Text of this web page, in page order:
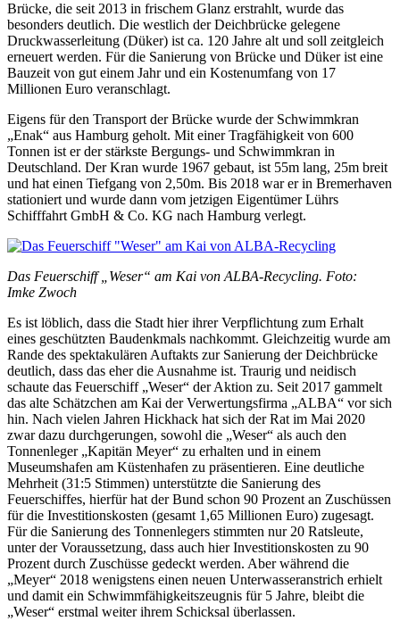
Brücke, die seit 2013 in frischem Glanz erstrahlt, wurde das
besonders deutlich. Die westlich der Deichbrücke gelegene
Druckwasserleitung (Düker) ist ca. 120 Jahre alt und soll zeitgleich
erneuert werden. Für die Sanierung von Brücke und Düker ist eine
Bauzeit von gut einem Jahr und ein Kostenumfang von 17
Millionen Euro veranschlagt.
Eigens für den Transport der Brücke wurde der Schwimmkran
„Enak“ aus Hamburg geholt. Mit einer Tragfähigkeit von 600
Tonnen ist er der stärkste Bergungs- und Schwimmkran in
Deutschland. Der Kran wurde 1967 gebaut, ist 55m lang, 25m breit
und hat einen Tiefgang von 2,50m. Bis 2018 war er in Bremerhaven
stationiert und wurde dann vom jetzigen Eigentümer Lührs
Schifffahrt GmbH & Co. KG nach Hamburg verlegt.
Das Feuerschiff „Weser“ am Kai von ALBA-Recycling. Foto:
Imke Zwoch
Es ist löblich, dass die Stadt hier ihrer Verpflichtung zum Erhalt
eines geschützten Baudenkmals nachkommt. Gleichzeitig wurde am
Rande des spektakulären Auftakts zur Sanierung der Deichbrücke
deutlich, dass das eher die Ausnahme ist. Traurig und neidisch
schaute das Feuerschiff „Weser“ der Aktion zu. Seit 2017 gammelt
das alte Schätzchen am Kai der Verwertungsfirma „ALBA“ vor sich
hin. Nach vielen Jahren Hickhack hat sich der Rat im Mai 2020
zwar dazu durchgerungen, sowohl die „Weser“ als auch den
Tonnenleger „Kapitän Meyer“ zu erhalten und in einem
Museumshafen am Küstenhafen zu präsentieren. Eine deutliche
Mehrheit (31:5 Stimmen) unterstützte die Sanierung des
Feuerschiffes, hierfür hat der Bund schon 90 Prozent an Zuschüssen
für die Investitionskosten (gesamt 1,65 Millionen Euro) zugesagt.
Für die Sanierung des Tonnenlegers stimmten nur 20 Ratsleute,
unter der Voraussetzung, dass auch hier Investitionskosten zu 90
Prozent durch Zuschüsse gedeckt werden. Aber während die
„Meyer“ 2018 wenigstens einen neuen Unterwasseranstrich erhielt
und damitein Schwimmfähigkeitszeugnis für 5 Jahre, bleibt die
„Weser“ erstmal weiter ihrem Schicksal überlassen.